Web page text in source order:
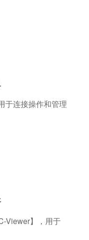
于连接操作和管理
Viewer】，用于